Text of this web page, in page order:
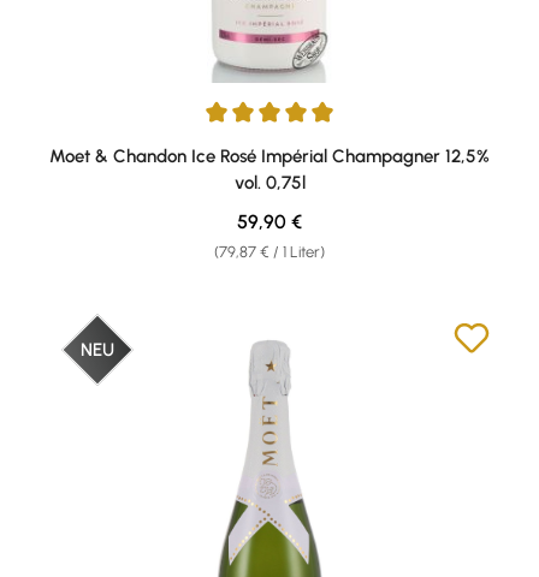
Durchschnittliche Bewertung von 5 von 5 Sternen
Moet & Chandon Ice Rosé Impérial Champagner 12,5%
vol. 0,75l
(79,87 € / 1 Liter)
Regulärer Preis:
59,90 €
NEU